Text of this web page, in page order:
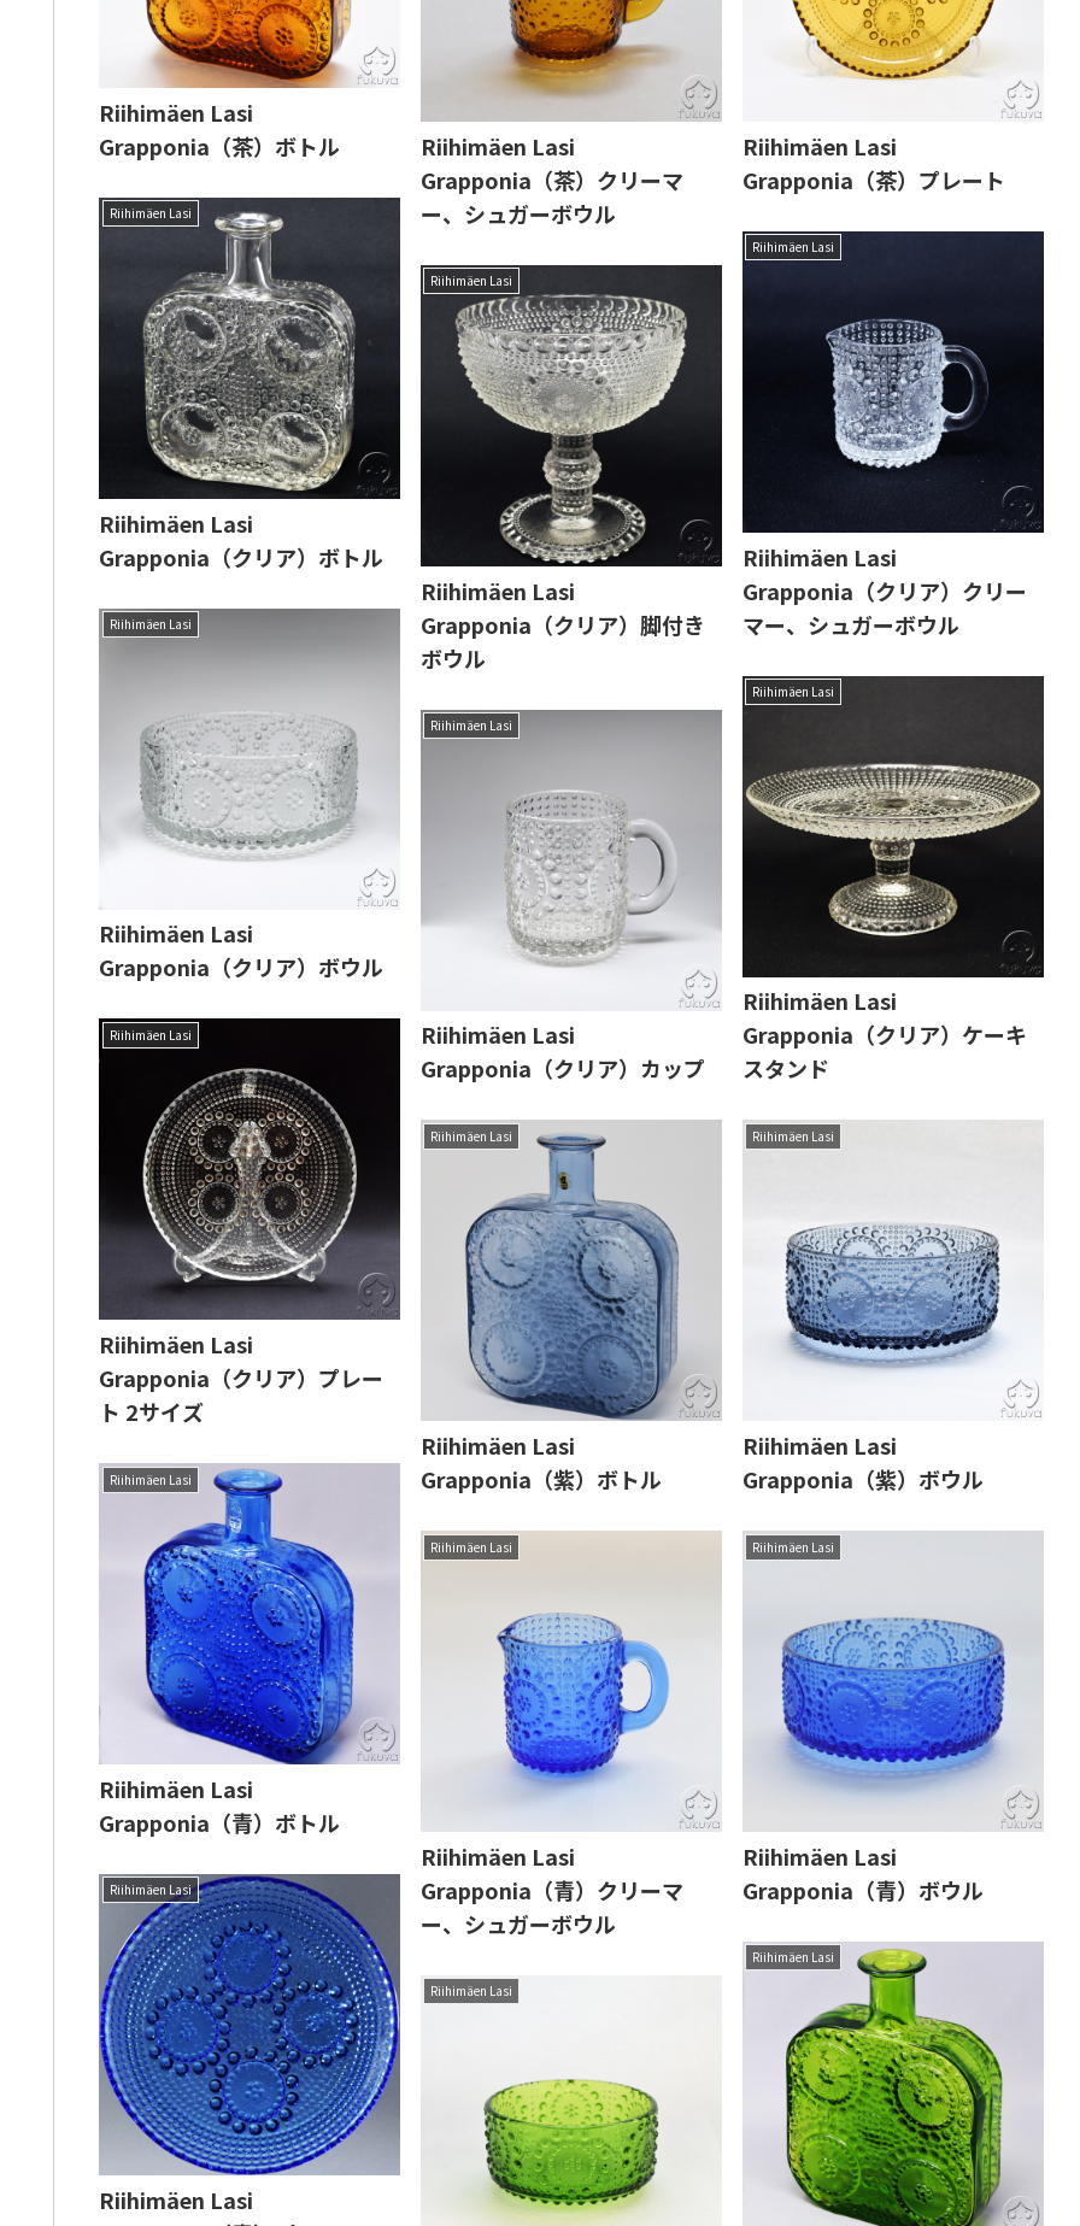
Riihimäen Lasi
Grapponia（茶）ボトル
Riihimäen Lasi
Grapponia（茶）クリーマ
ー、シュガーボウル
Riihimäen Lasi
Grapponia（茶）プレート
Riihimäen Lasi
Riihimäen Lasi
Grapponia（クリア）ボトル
Riihimäen Lasi
Riihimäen Lasi
Grapponia（クリア）クリー
マー、シュガーボウル
Riihimäen Lasi
Riihimäen Lasi
Grapponia（クリア）脚付き
ボウル
Riihimäen Lasi
Riihimäen Lasi
Grapponia（クリア）ボウル
Riihimäen Lasi
Riihimäen Lasi
Grapponia（クリア）ケーキ
スタンド
Riihimäen Lasi
Riihimäen Lasi
Grapponia（クリア）カップ
Riihimäen Lasi
Riihimäen Lasi
Grapponia（クリア）プレー
ト 2サイズ
Riihimäen Lasi
Riihimäen Lasi
Grapponia（紫）ボトル
Riihimäen Lasi
Riihimäen Lasi
Grapponia（紫）ボウル
Riihimäen Lasi
Riihimäen Lasi
Grapponia（青）ボトル
Riihimäen Lasi
Riihimäen Lasi
Grapponia（青）クリーマ
ー、シュガーボウル
Riihimäen Lasi
Riihimäen Lasi
Grapponia（青）ボウル
Riihimäen Lasi
Riihimäen Lasi
Riihimäen Lasi
Riihimäen Lasi